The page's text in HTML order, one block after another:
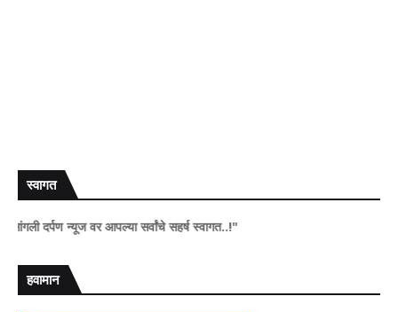
स्वागत
न्यूज वर आपल्या सर्वांचे सहर्ष स्वागत..!"
हवामान